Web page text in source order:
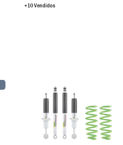
+10 Vendidos